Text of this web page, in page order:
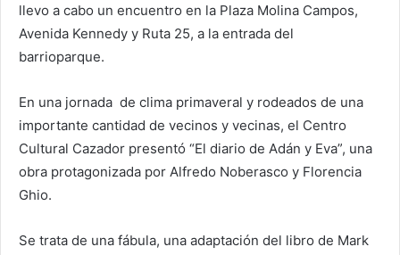
llevo a cabo un encuentro en la Plaza Molina Campos,
Avenida Kennedy y Ruta 25, a la entrada del
barrioparque.
En una jornada de clima primaveral y rodeados de una
importante cantidad de vecinos y vecinas, el Centro
Cultural Cazador presentó “El diario de Adán y Eva”, una
obra protagonizada por Alfredo Noberasco y Florencia
Ghio.
Se trata de una fábula, una adaptación del libro de Mark